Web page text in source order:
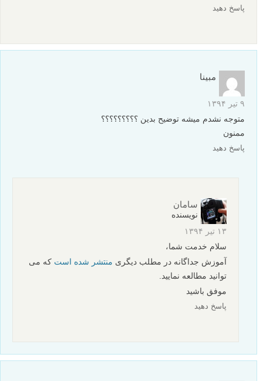
پاسخ دهید
مبینا
۹ تیر ۱۳۹۴
متوجه نشدم میشه توضیح بدین ؟؟؟؟؟؟؟؟؟
ممنون
پاسخ دهید
سامان
نویسنده
۱۳ تیر ۱۳۹۴
سلام خدمت شما،
آموزش جداگانه در مطلب دیگری منتشر شده است که می
توانید مطالعه نمایید.
موفق باشید
پاسخ دهید